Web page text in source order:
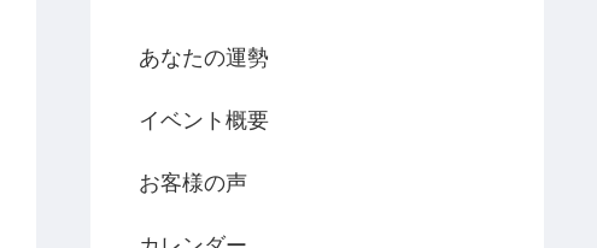
あなたの運勢
イベント概要
お客様の声